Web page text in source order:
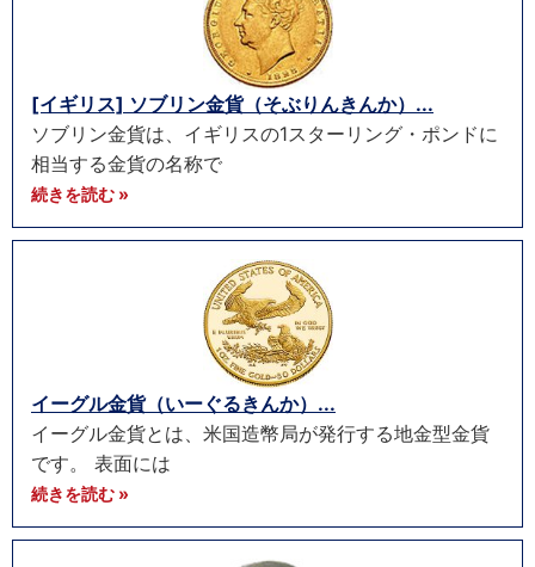
[イギリス] ソブリン金貨（そぶりんきんか）...
ソブリン金貨は、イギリスの1スターリング・ポンドに
相当する金貨の名称で
続きを読む »
イーグル金貨（いーぐるきんか）...
イーグル金貨とは、米国造幣局が発行する地金型金貨
です。 表面には
続きを読む »